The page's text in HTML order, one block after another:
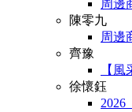
周邊
陳零九
周邊
齊豫
【
徐懷鈺
2026